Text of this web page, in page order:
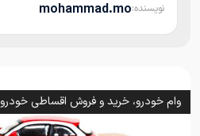
نویسنده:mohammad.mo
وام خودرو، خرید و فروش اقساطی خودرو